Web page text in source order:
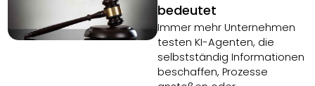
bedeutet
Immer mehr Unternehmen
testen KI-Agenten, die
selbstständig Informationen
beschaffen, Prozesse